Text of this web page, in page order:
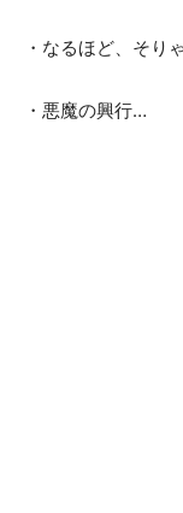
・なるほど、そり
・悪魔の興行…